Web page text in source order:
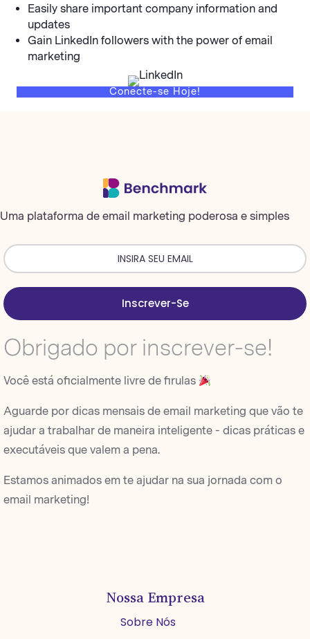
Easily share important company information and
updates
Gain LinkedIn followers with the power of email
marketing
Conecte-se Hoje!
Uma plataforma de email marketing poderosa e simples
Inscrever-Se
Obrigado por inscrever-se!
Você está oficialmente livre de firulas
Aguarde por dicas mensais de email marketing que vão te
ajudar a trabalhar de maneira inteligente - dicas práticas e
executáveis que valem a pena.
Estamos animados em te ajudar na sua jornada com o
email marketing!
Nossa Empresa
Sobre Nós